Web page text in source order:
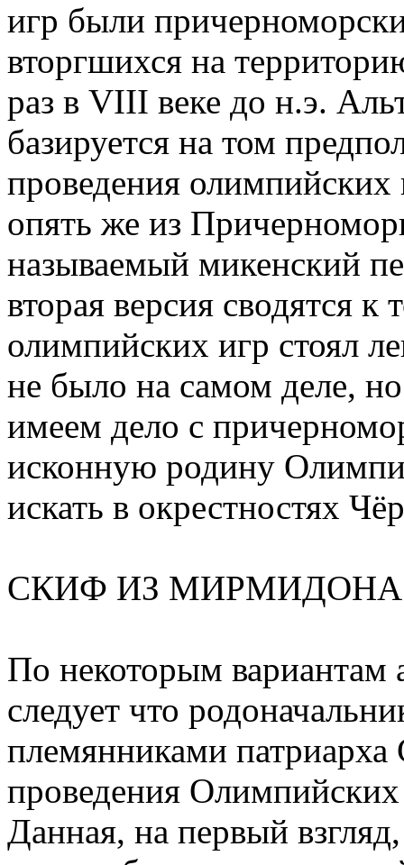
игр были
вторгшихся на
раз в VIII веке до н.э.
базируется на том
проведения олимпийских
опять же из
называемый микенский
вторая версия сводятся к
олимпийских игр стоял
не было на самом деле,
имеем дело с
исконную родину
искать в окрестностях
СКИФ ИЗ
По некоторым вариантам
следует что
племянниками
проведения
Данная, на первый